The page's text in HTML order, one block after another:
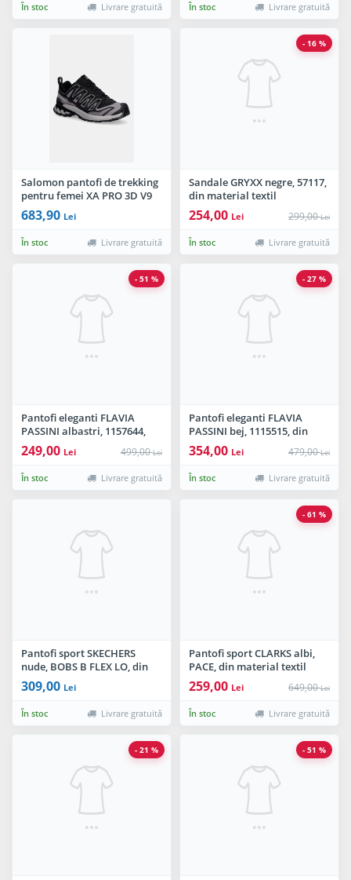
În stoc Livrare gratuită În stoc Livrare gratuită
Salomon pantofi de trekking
pentru femei XA PRO 3D V9
683,90 Lei
În stoc Livrare gratuită
Sandale GRYXX negre, 57117,
din material textil
254,00 Lei 299,00Lei
În stoc Livrare gratuită
- 16 %
Pantofi eleganti FLAVIA
PASSINI albastri, 1157644,
din piele naturala
249,00 Lei 499,00Lei
În stoc Livrare gratuită
- 51 %
Pantofi eleganti FLAVIA
PASSINI bej, 1115515, din
piele naturala
354,00 Lei 479,00Lei
În stoc Livrare gratuită
- 27 %
Pantofi sport SKECHERS
nude, BOBS B FLEX LO, din
piele ecologica
309,00 Lei
În stoc Livrare gratuită
Pantofi sport CLARKS albi,
PACE, din material textil
259,00 Lei 649,00Lei
În stoc Livrare gratuită
- 61 %
- 21 % - 51 %